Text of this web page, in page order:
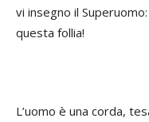
vi insegno il
questa follia!
L’uomo è una corda,